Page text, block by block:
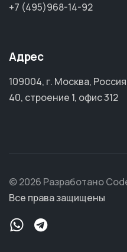
+7 (495)968-14-92
Адрес
109004, г. Москва,
40, строение 1, офис 312
© 2026 Разработано
Все права защищены